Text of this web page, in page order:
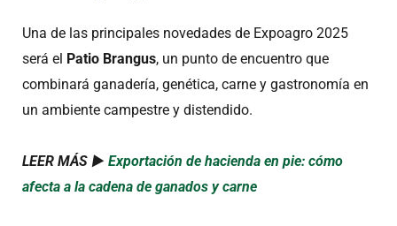
Una de las principales novedades de Expoagro 2025
será el Patio Brangus, un punto de encuentro que
combinará ganadería, genética, carne y gastronomía en
un ambiente campestre y distendido.
LEER MÁS ► Exportación de hacienda en pie: cómo
afecta a la cadena de ganados y carne